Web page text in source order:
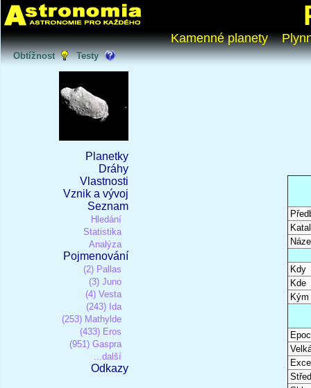
Kamenné planety
Obtížnost Testy
Planetky
Dráhy
Vlastnosti
Vznik a vývoj
Seznam
Hledání
Statistika
Analýza
Pojmenování
(2) Pallas
(3) Juno
(4) Vesta
(243) Ida
(253) Mathylde
(433) Eros
(951) Gaspra
...další
Odkazy
Kdy
Kde
Kým